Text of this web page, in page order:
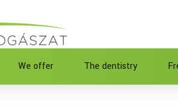
We offer The dentistry